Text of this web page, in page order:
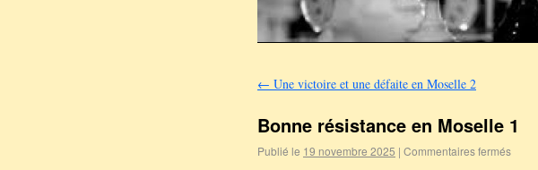
← Une victoire et une défaite en Moselle 2
Bonne résistance en Moselle 1
Publié le 19 novembre 2025 | Commentaires fermés